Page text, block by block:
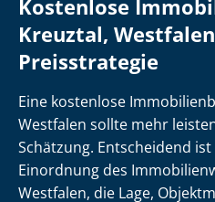
Kostenlose
Kreuztal,
Preisstrategie
Eine kostenlose
Westfalen sollte mehr
Schätzung. Entscheidend
Einordnung des
Westfalen, die Lage,